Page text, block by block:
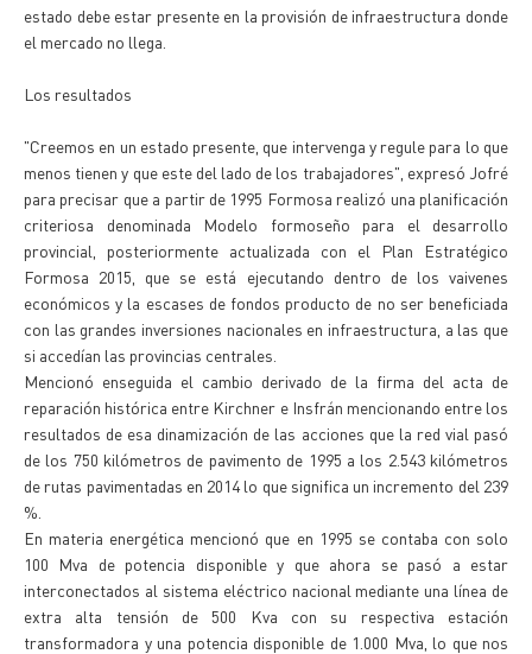
estado debe estar presente en la provisión de infraestructura donde
el mercado no llega.
Los resultados
"Creemos en un estado presente, que intervenga y regule para lo que
menos tienen y que este del lado de los trabajadores", expresó Jofré
para precisar que a partir de 1995 Formosa realizó una planificación
criteriosa denominada Modelo formoseño para el desarrollo
provincial, posteriormente actualizada con el Plan Estratégico
Formosa 2015, que se está ejecutando dentro de los vaivenes
económicos y la escases de fondos producto de no ser beneficiada
con las grandes inversiones nacionales en infraestructura, a las que
si accedían las provincias centrales.
Mencionó enseguida el cambio derivado de la firma del acta de
reparación histórica entre Kirchner e Insfrán mencionando entre los
resultados de esa dinamización de las acciones que la red vial pasó
de los 750 kilómetros de pavimento de 1995 a los 2.543 kilómetros
de rutas pavimentadas en 2014 lo que significa un incremento del 239
%.
En materia energética mencionó que en 1995 se contaba con solo
100 Mva de potencia disponible y que ahora se pasó a estar
interconectados al sistema eléctrico nacional mediante una línea de
extra alta tensión de 500 Kva con su respectiva estación
transformadora y una potencia disponible de 1.000 Mva, lo que nos